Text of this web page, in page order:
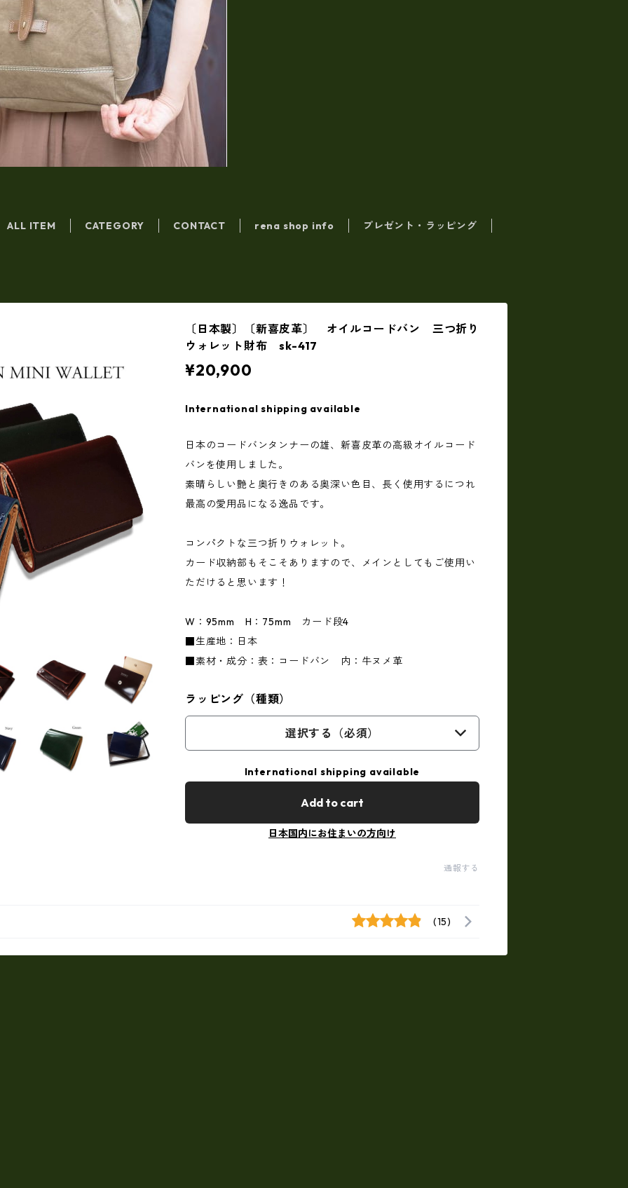
ALL ITEM CATEGORY CONTACT rena shop info プレゼント・ラッピング
〔日本製〕〔新喜皮革〕 オイルコードバン 三つ折り
ウォレット財布 sk-417
¥20,900
International shipping available
日本のコードバンタンナーの雄、新喜皮革の高級オイルコード
バンを使用しました。
素晴らしい艶と奥行きのある奥深い色目、長く使用するにつれ
最高の愛用品になる逸品です。
コンパクトな三つ折りウォレット。
カード収納部もそこそありますので、メインとしてもご使用い
ただけると思います！
W：95mm H：75mm カード段4
■生産地：日本
■素材・成分：表：コードバン 内：牛ヌメ革
ラッピング（種類）
選択する（必須）
International shipping available
Add to cart
日本国内にお住まいの方向け
通報する
(15)